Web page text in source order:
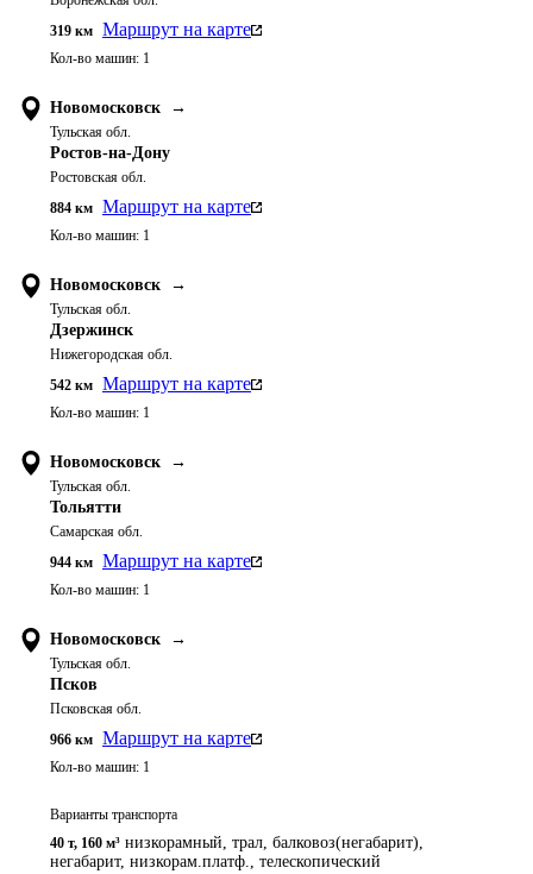
319 км Маршрут на карте
Кол-во машин: 1
Новомосковск →
Тульская обл.
Ростов-на-Дону
Ростовская обл.
884 км Маршрут на карте
Кол-во машин: 1
Новомосковск →
Тульская обл.
Дзержинск
Нижегородская обл.
542 км Маршрут на карте
Кол-во машин: 1
Новомосковск →
Тульская обл.
Тольятти
Самарская обл.
944 км Маршрут на карте
Кол-во машин: 1
Новомосковск →
Тульская обл.
Псков
Псковская обл.
966 км Маршрут на карте
Кол-во машин: 1
Варианты транспорта
40 т, 160 м³ низкорамный, трал, балковоз(негабарит),
негабарит, низкорам.платф., телескопический